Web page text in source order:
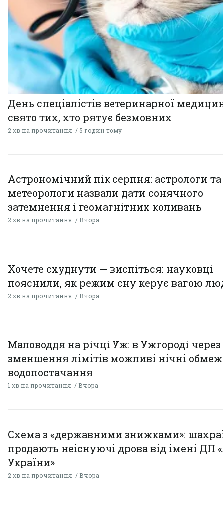
День спеціалістів ветеринарної
свято тих, хто рятує безмовних
2 хв на прочитання 5 годин тому
Астрономічний пік серпня: астрологи та
метеорологи назвали дати сонячного
затемнення і геомагнітних коливань
2 хв на прочитання Вчора
Хочете схуднути — виспіться: науковці
пояснили, як режим сну керує вагою
2 хв на прочитання Вчора
Маловоддя на річці Уж: в Ужгороді через
зменшення лімітів можливі нічні
водопостачання
1 хв на прочитання Вчора
Схема з «державними знижками»:
продають неіснуючі дрова від імені ДП
України»
2 хв на прочитання Вчора